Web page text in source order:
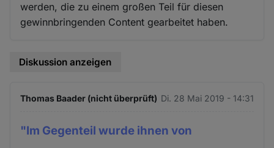
werden, die zu einem großen Teil für diesen
gewinnbringenden Content gearbeitet haben.
Diskussion anzeigen
Thomas Baader (nicht überprüft) Di. 28 Mai 2019 - 14:31
"Im Gegenteil wurde ihnen von